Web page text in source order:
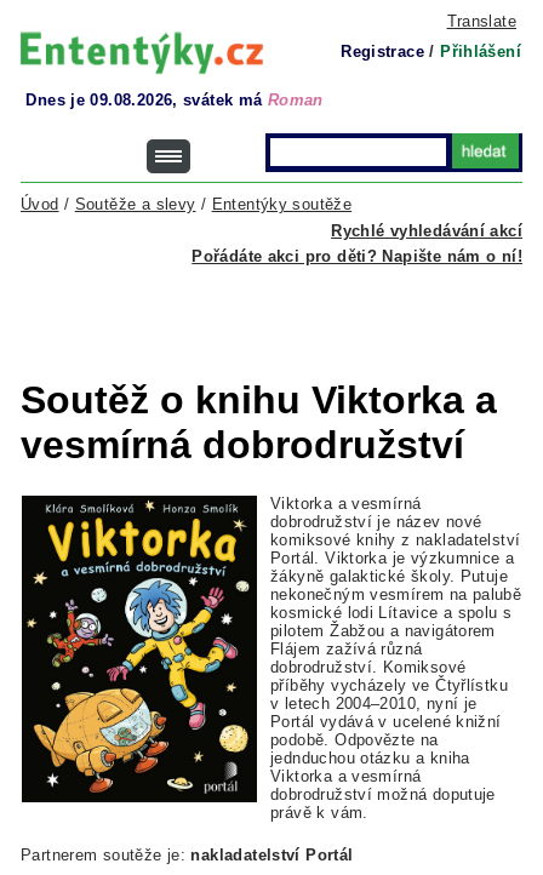
Translate
Registrace / Přihlášení
Dnes je 09.08.2026, svátek má Roman
Rychlé vyhledávání akcí
Úvod / Soutěže a slevy / Ententýky soutěže
Pořádáte akci pro děti? Napište nám o ní!
Soutěž o knihu Viktorka a
vesmírná dobrodružství
Viktorka a vesmírná
dobrodružství je název nové
komiksové knihy z nakladatelství
Portál. Viktorka je výzkumnice a
žákyně galaktické školy. Putuje
nekonečným vesmírem na palubě
kosmické lodi Lítavice a spolu s
pilotem Žabžou a navigátorem
Flájem zažívá různá
dobrodružství. Komiksové
příběhy vycházely ve Čtyřlístku
v letech 2004–2010, nyní je
Portál vydává v ucelené knižní
podobě. Odpovězte na
jednduchou otázku a kniha
Viktorka a vesmírná
dobrodružství možná doputuje
právě k vám.
Partnerem soutěže je:nakladatelství Portál